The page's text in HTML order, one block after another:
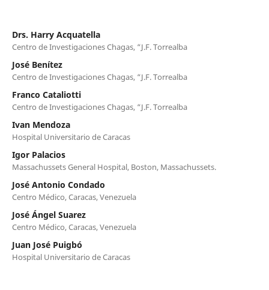
Drs. Harry Acquatella
Centro de Investigaciones Chagas, “J.F. Torrealba
José Benítez
Centro de Investigaciones Chagas, “J.F. Torrealba
Franco Cataliotti
Centro de Investigaciones Chagas, “J.F. Torrealba
Ivan Mendoza
Hospital Universitario de Caracas
Igor Palacios
Massachussets General Hospital, Boston, Massachussets.
José Antonio Condado
Centro Médico, Caracas, Venezuela
José Ángel Suarez
Centro Médico, Caracas, Venezuela
Juan José Puigbó
Hospital Universitario de Caracas